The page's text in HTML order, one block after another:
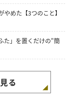
めた【3つのこと】
た」を置くだけの"簡
る